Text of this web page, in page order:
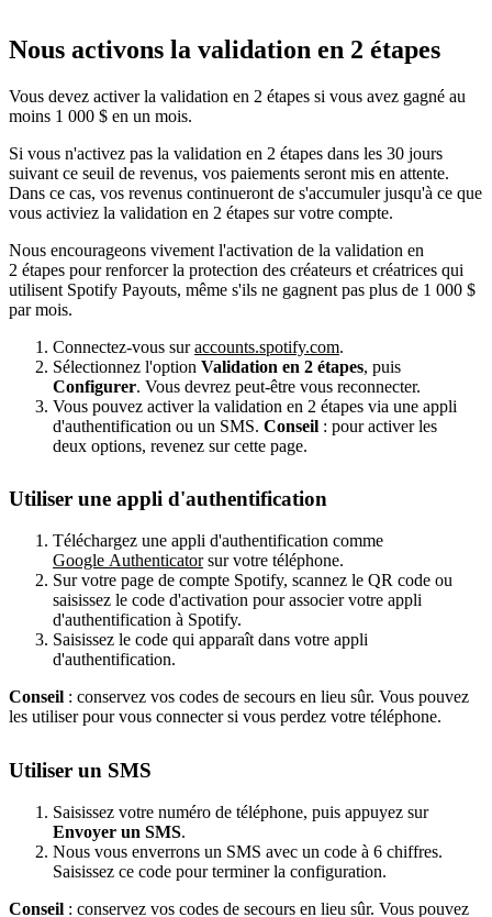
Nous activons la validation en 2 étapes
Vous devez activer la validation en 2 étapes si vous avez gagné au
moins 1 000 $ en un mois.
Si vous n'activez pas la validation en 2 étapes dans les 30 jours
suivant ce seuil de revenus, vos paiements seront mis en attente.
Dans ce cas, vos revenus continueront de s'accumuler jusqu'à ce que
vous activiez la validation en 2 étapes sur votre compte.
Nous encourageons vivement l'activation de la validation en
2 étapes pour renforcer la protection des créateurs et créatrices qui
utilisent Spotify Payouts, même s'ils ne gagnent pas plus de 1 000 $
par mois.
Connectez-vous suraccounts.spotify.com.
Sélectionnez l'option Validation en 2 étapes, puis
Configurer. Vous devrez peut-être vous reconnecter.
Vous pouvez activer la validation en 2 étapes via une appli
d'authentification ou un SMS. Conseil : pour activer les
deux options, revenez sur cette page.
Utiliser une appli d'authentification
Téléchargez une appli d'authentification comme
Google Authenticatorsur votre téléphone.
Sur votre page de compte Spotify, scannez le QR code ou
saisissez le code d'activation pour associer votre appli
d'authentification à Spotify.
Saisissez le code qui apparaît dans votre appli
d'authentification.
Conseil : conservez vos codes de secours en lieu sûr. Vous pouvez
les utiliser pour vous connecter si vous perdez votre téléphone.
Utiliser un SMS
Saisissez votre numéro de téléphone, puis appuyez sur
Envoyer un SMS.
Nous vous enverrons un SMS avec un code à 6 chiffres.
Saisissez ce code pour terminer la configuration.
Conseil : conservez vos codes de secours en lieu sûr. Vous pouvez